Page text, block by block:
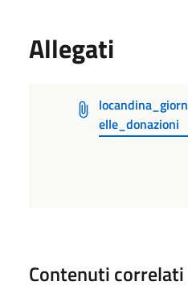
Allegati
elle_donazioni
Contenuti correlati